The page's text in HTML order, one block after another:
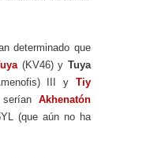
determinado que
(KV46) y Tuya
III y Tiy
Akhenatón
(que aún no ha